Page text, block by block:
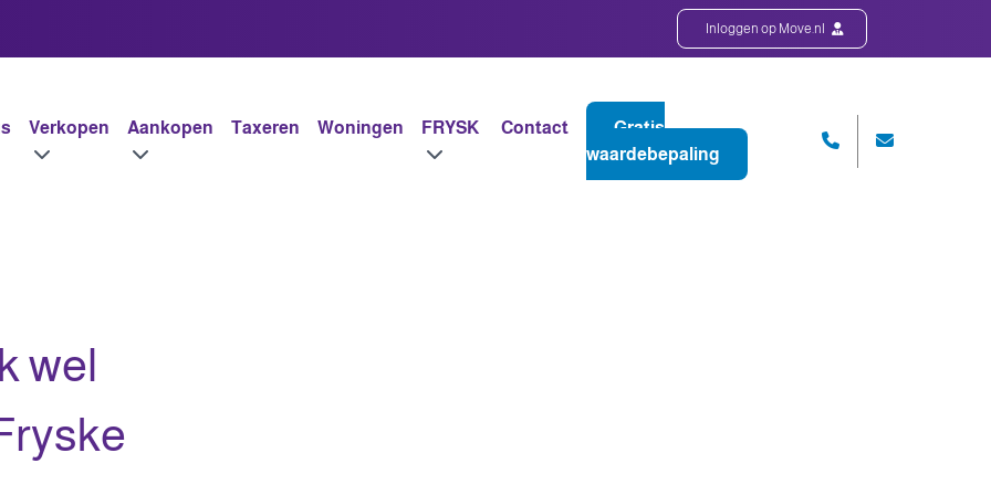
Inloggen op Move.nl
Verkopen Aankopen Taxeren Woningen FRYSK Contact
Gratis
waardebepaling
wel